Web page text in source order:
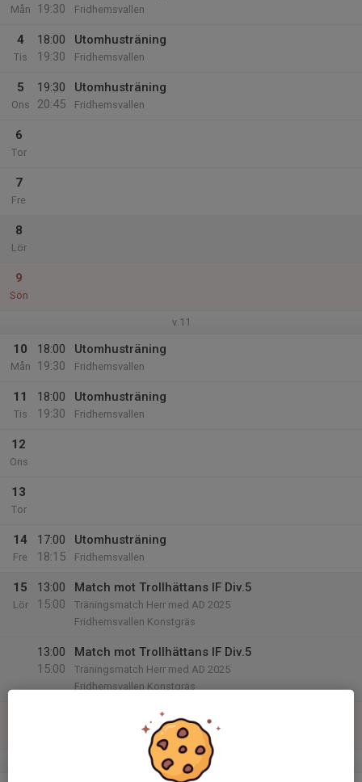
Mån
19:30
Fridhemsvallen
4
Tis
18:00
19:30
Utomhusträning
Fridhemsvallen
5
Ons
19:30
20:45
Utomhusträning
Fridhemsvallen
6
Tor
7
Fre
8
Lör
9
Sön
v.11
10
Mån
18:00
19:30
Utomhusträning
Fridhemsvallen
11
Tis
18:00
19:30
Utomhusträning
Fridhemsvallen
12
Ons
13
Tor
14
Fre
17:00
18:15
Utomhusträning
Fridhemsvallen
15
Lör
13:00
15:00
Match mot Trollhättans IF Div.5
Träningsmatch Herr med AD 2025
Fridhemsvallen Konstgräs
13:00
15:00
Match mot Trollhättans IF Div.5
Träningsmatch Herr med AD 2025
Fridhemsvallen Konstgräs
v.12